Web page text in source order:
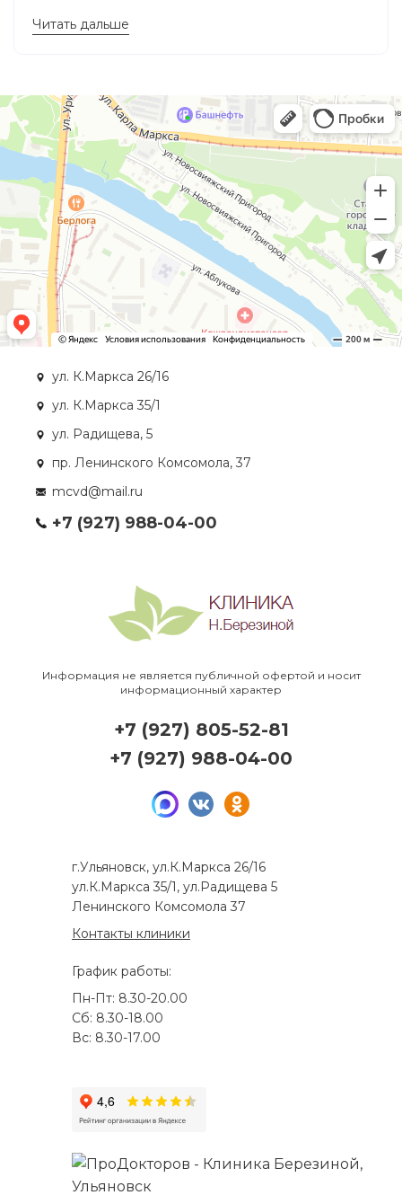
Читать дальше
ул. К.Маркса 26/16
ул. К.Маркса 35/1
ул. Радищева, 5
пр. Ленинского Комсомола, 37
mcvd@mail.ru
+7 (927) 988-04-00
Информация не является публичной офертой и носит
информационный характер
г.Ульяновск, ул.К.Маркса 26/16
ул.К.Маркса 35/1, ул.Радищева 5
Ленинского Комсомола 37
Контакты клиники
График работы:
Пн-Пт: 8.30-20.00
Сб: 8.30-18.00
Вс: 8.30-17.00
+7 (927) 805-52-81
+7 (927) 988-04-00